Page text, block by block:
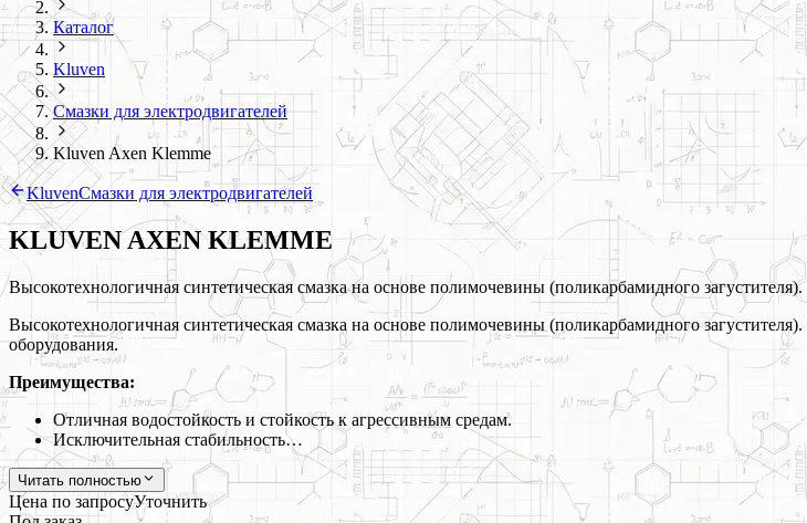
Каталог
Kluven
Смазки для электродвигателей
Kluven Axen Klemme
KluvenСмазки для электродвигателей
KLUVEN AXEN KLEMME
Высокотехнологичная синтетическая смазка на основе полимочевины (поликарбамидного загустителя).
Высокотехнологичная синтетическая смазка на основе полимочевины (поликарбамидного
оборудования.
Преимущества:
Отличная водостойкость и стойкость к агрессивным средам.
Исключительная стабильность…
Читать полностью
Цена по запросуУточнить